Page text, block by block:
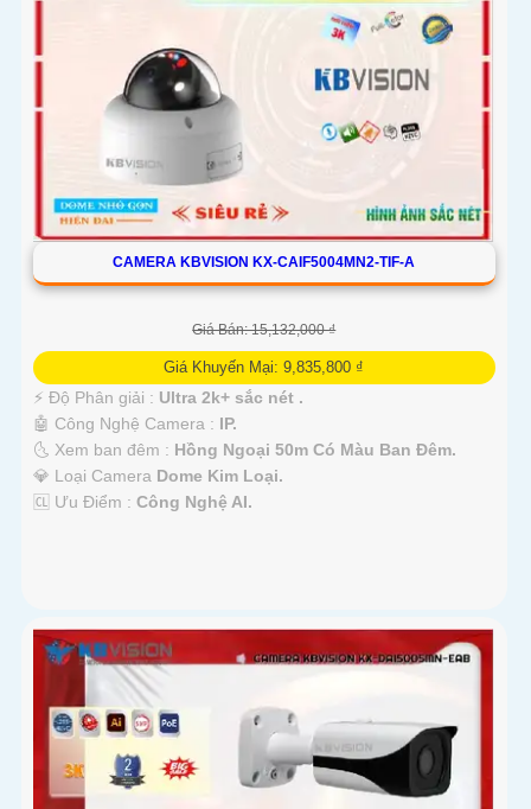
CAMERA KBVISION KX-CAIF5004MN2-TIF-A
Giá Bán: 15,132,000 ₫
Giá Khuyến Mại: 9,835,800 ₫
️⚡ Độ Phân giải : Ultra 2k+ sắc nét .
🤖️ Công Nghệ Camera : IP.
🌜 Xem ban đêm : Hồng Ngoại 50m Có Màu Ban Đêm.
💎 Loại Camera Dome Kim Loại.
️🆑 Ưu Điểm : Công Nghệ AI.